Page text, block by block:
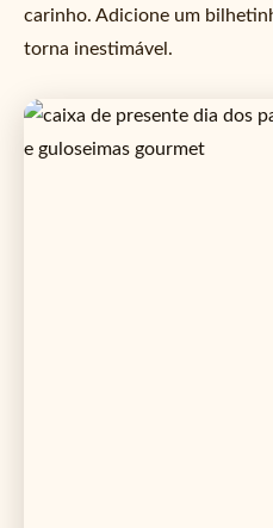
carinho. Adicione um
torna inestimável.